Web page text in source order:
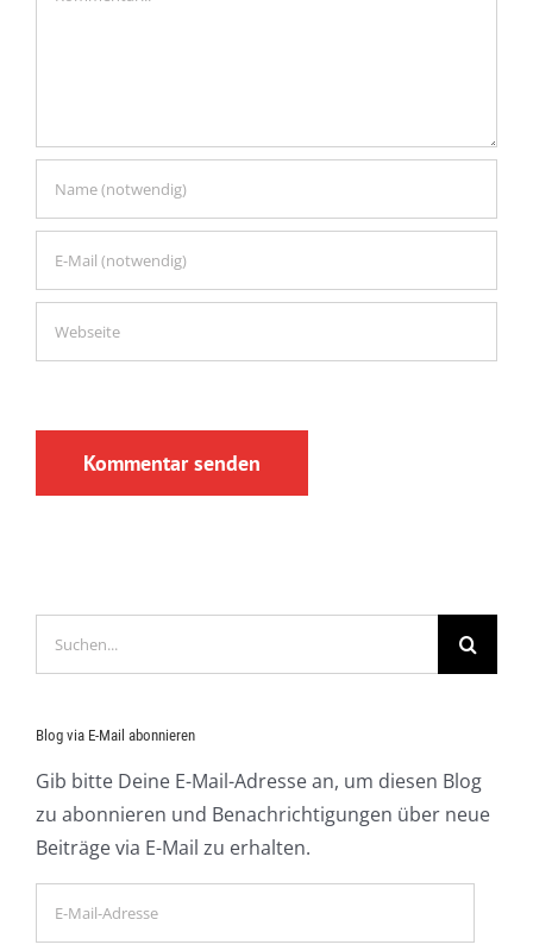
Blog via E-Mail abonnieren
Gib bitte Deine E-Mail-Adresse an, um diesen Blog
zu abonnieren und Benachrichtigungen über neue
Beiträge via E-Mail zu erhalten.